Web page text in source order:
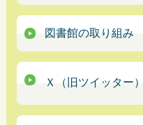
図書館の取り組み
Ｘ（旧ツイッター）